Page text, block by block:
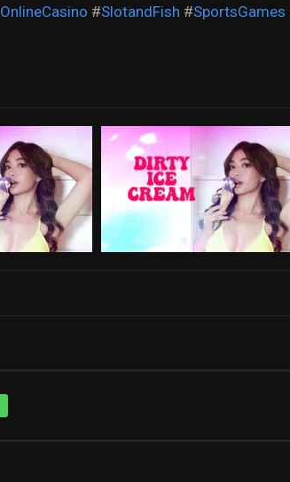
OnlineCasino #SlotandFish #SportsGames